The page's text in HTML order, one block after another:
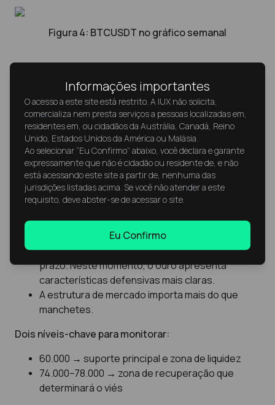
Figura 4: BTCUSDT no gráfico semanal
investidores?
Para traders
Se o Bitcoin continuar se comportando como um
ativo de liquidez de alto beta:
A volatilidade pode superar a do mercado em
geral. O BTC pode cair de forma acentuada
durante movimentos leves de aversão ao risco
(risk-off) e subir agressivamente quando o
apetite por risco (risk-on) retorna.
Não deve ser considerado um hedge de curto
prazo. Neste momento, o ouro apresenta
características defensivas mais claras.
A estrutura de mercado importa mais do que
manchetes.
Dois níveis-chave para monitorar:
60.000 → suporte principal e zona de liquidez
74.000–78.000 → zona de recuperação que
determinará o viés
Informações importantes
O acesso a este site está restrito. A IUX não solicita,
comercializa nem presta serviços a pessoas localizadas em,
residentes em, ou cidadãos da Austrália, Canadá, Reino
Unido, Estados Unidos da América ou Malásia.
Ao selecionar “Eu Confirmo” abaixo, você declara e garante
expressamente que não é cidadão ou residente de, e não
está acessando este site a partir de, nenhuma das
jurisdições listadas acima. Se você não atender a este
requisito, deve abster-se de acessar o site.
Eu Confirmo